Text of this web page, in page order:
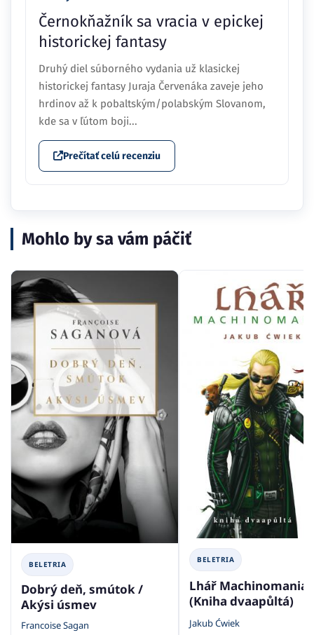
Černokňažník sa vracia v epickej
historickej fantasy
Druhý diel súborného vydania už klasickej
historickej fantasy Juraja Červenáka zaveje jeho
hrdinov až k pobaltským/polabským Slovanom,
kde sa v ľútom boji...
Prečítať celú recenziu
Mohlo by sa vám páčiť
BELETRIA
Dobrý deň, smútok /
Akýsi úsmev
Francoise Sagan
BELETRIA
Lhář Machinomania
(Kniha dvaapůltá)
Jakub Ćwiek